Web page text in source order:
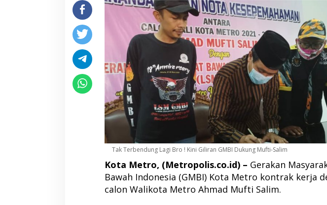
Tak Terbendung Lagi Bro ! Kini Giliran GMBI Dukung Mufti-Salim
Kota Metro, (Metropolis.co.id) – Gerakan
Bawah Indonesia (GMBI) Kota Metro kontrak kerja
calon Walikota Metro Ahmad Mufti Salim.